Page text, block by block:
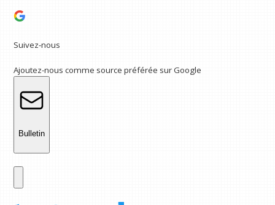
Suivez-nous
Ajoutez-nous comme source préférée sur Google
Bulletin